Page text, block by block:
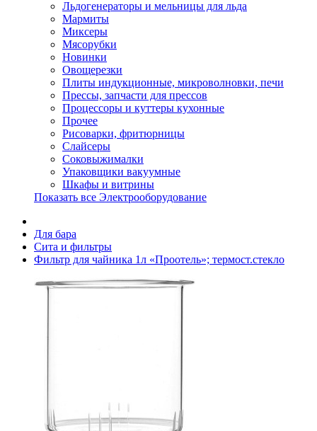
Льдогенераторы и мельницы для льда
Мармиты
Миксеры
Мясорубки
Новинки
Овощерезки
Плиты индукционные, микроволновки, печи
Прессы, запчасти для прессов
Процессоры и куттеры кухонные
Прочее
Рисоварки, фритюрницы
Слайсеры
Соковыжималки
Упаковщики вакуумные
Шкафы и витрины
Показать все Электрооборудование
Для бара
Сита и фильтры
Фильтр для чайника 1л «Проотель»; термост.стекло